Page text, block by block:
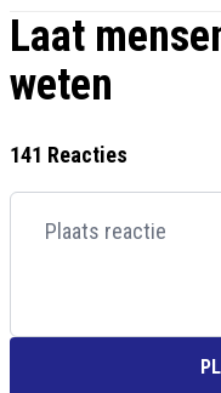
Laat
weten
141 Reacties